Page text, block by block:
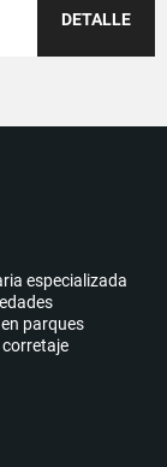
DETALLE
especializada
parques